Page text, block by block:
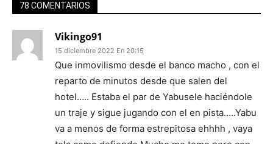
78 COMENTARIOS
Vikingo91
15 diciembre 2022 En 20:15
Que inmovilismo desde el banco macho , con el
reparto de minutos desde que salen del
hotel….. Estaba el par de Yabusele haciéndole
un traje y sigue jugando con el en pista…..Yabu
va a menos de forma estrepitosa ehhhh , vaya